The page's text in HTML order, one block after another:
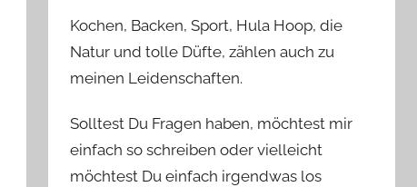
Kochen, Backen, Sport, Hula Hoop, die
Natur und tolle Düfte, zählen auch zu
meinen Leidenschaften.
Solltest Du Fragen haben, möchtest mir
einfach so schreiben oder vielleicht
möchtest Du einfach irgendwas los